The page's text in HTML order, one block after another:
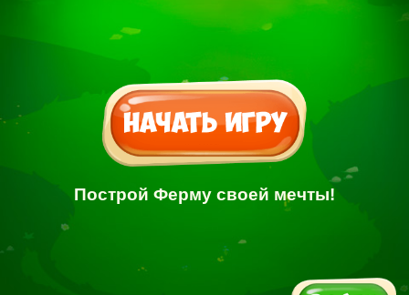
Построй Ферму своей мечты!